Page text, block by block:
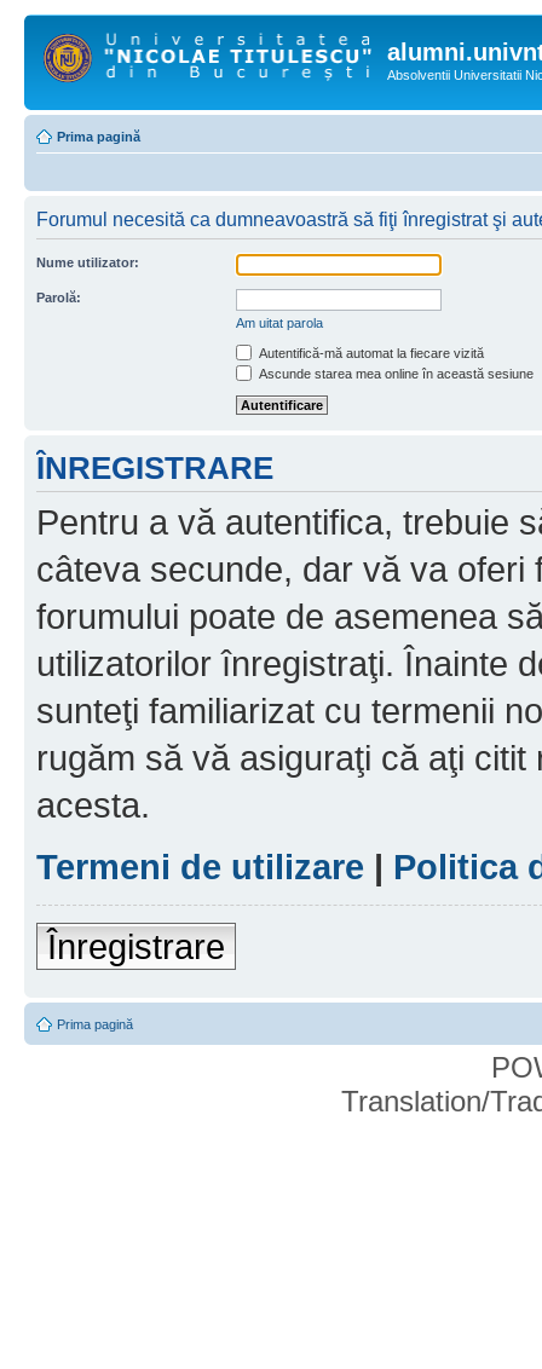
Absolventii Universitatii
Prima pagină
Forumul necesită ca dumneavoastră să fiţi înregistrat şi
Nume utilizator:
Parolă:
Am uitat parola
Autentifică-mă automat la fiecare vizită
Ascunde starea mea online în această sesiune
ÎNREGISTRARE
Pentru a vă autentifica, trebuie
câteva secunde, dar vă va oferi
forumului poate de asemenea
utilizatorilor înregistraţi. Înainte
sunteţi familiarizat cu termenii
rugăm să vă asiguraţi că aţi
acesta.
Termeni de utilizare | Politica
Înregistrare
Prima pagină
Translation/